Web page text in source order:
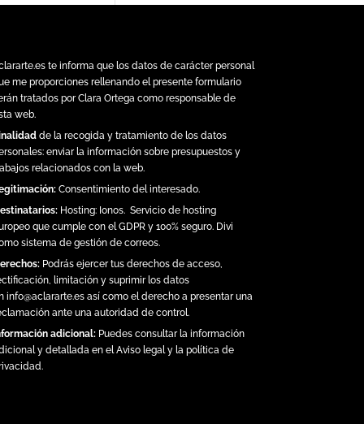
te informa que los datos de carácter personal
me proporciones rellenando el presente formulario
tratados por Clara Ortega como responsable de
web.
de la recogida y tratamiento de los datos
enviar la información sobre presupuestos y
relacionados con la web.
Consentimiento del interesado.
Hosting: Ionos.Servicio de hosting
que cumple con el GDPR y 100% seguro. Divi
sistema de gestión de correos.
Podrás ejercer tus derechos de acceso,
limitación y suprimir los datos
info@aclararte.esasí como el derecho a presentar una
ante una autoridad de control.
adicional:Puedes consultar la información
y detallada en elAviso legal y la política de
.